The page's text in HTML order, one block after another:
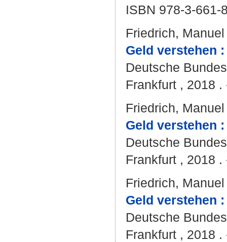
ISBN 978-3-661-
Friedrich, Manuel
Geld verstehen
Deutsche
Frankfurt , 2018 .
Friedrich, Manuel
Geld verstehen
Deutsche
Frankfurt , 2018 .
Friedrich, Manuel
Geld verstehen
Deutsche
Frankfurt , 2018 .